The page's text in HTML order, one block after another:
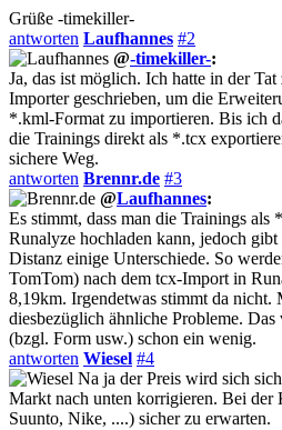
Grüße -timekiller-
antworten Laufhannes #2
@-timekiller-:
Ja, das ist möglich. Ich hatte in der
Importer geschrieben, um die
*.kml-Format zu importieren. Bis ich
die Trainings direkt als *.tcx
sichere Weg.
antworten Brennr.de #3
@Laufhannes:
Es stimmt, dass man die Trainings
Runalyze hochladen kann, jedoch gibt
Distanz einige Unterschiede. So
TomTom) nach dem tcx-Import in
8,19km. Irgendetwas stimmt da nicht.
diesbezüglich ähnliche Probleme.
(bzgl. Form usw.) schon ein wenig.
antworten Wiesel #4
Na ja der Preis wird sich
Markt nach unten korrigieren. Bei der
Suunto, Nike, ....) sicher zu erwarten.